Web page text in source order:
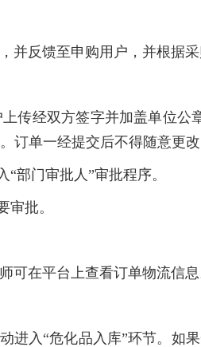
并反馈至申购用户，并根据
传经双方签字并加盖单位
订单一经提交后不得随意更改
部门审批人”审批程序。
审批。
可在平台上查看订单物流信息
进入“危化品入库”环节。如